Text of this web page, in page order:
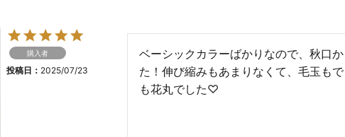
購入者
投稿日 2025/07/23
ベーシックカラーばかりなので、秋口
た！伸び縮みもあまりなくて、毛玉も
も花丸でした♡